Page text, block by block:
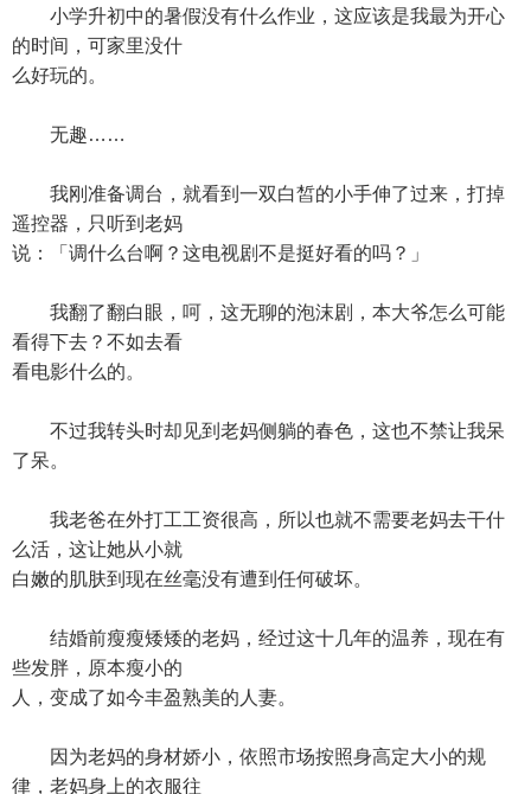
小学升初中的暑假没有什么作业，这应该是我最为开心
的时间，可家里没什
么好玩的。
无趣……
我刚准备调台，就看到一双白皙的小手伸了过来，打掉
遥控器，只听到老妈
说：「调什么台啊？这电视剧不是挺好看的吗？」
我翻了翻白眼，呵，这无聊的泡沫剧，本大爷怎么可能
看得下去？不如去看
看电影什么的。
不过我转头时却见到老妈侧躺的春色，这也不禁让我呆
了呆。
我老爸在外打工工资很高，所以也就不需要老妈去干什
么活，这让她从小就
白嫩的肌肤到现在丝毫没有遭到任何破坏。
结婚前瘦瘦矮矮的老妈，经过这十几年的温养，现在有
些发胖，原本瘦小的
人，变成了如今丰盈熟美的人妻。
因为老妈的身材娇小，依照市场按照身高定大小的规
律，老妈身上的衣服往